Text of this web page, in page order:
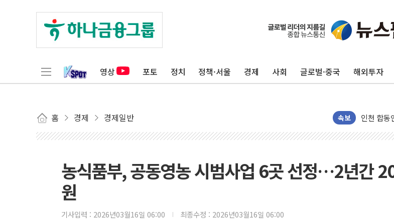
영상 포토 정치 정책·서울 경제 사회 글로벌·중국 해외투자
홈 경제 경제일반 속보
울진·영
인사하는
[속보] 민
농식품부, 공동영농 시범사업 6곳 선정…2년간
원
기사입력 : 2026년03월16일 06:00 최종수정 : 2026년03월16일 06:00